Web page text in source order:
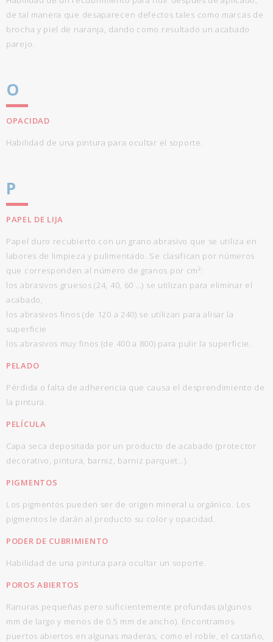
de tal manera que desaparecen defectos tales como marcas de
brocha y piel de naranja, dando como resultado un acabado
parejo.
O
OPACIDAD
Habilidad de una pintura para ocultar el soporte.
P
PAPEL DE LIJA
Papel duro recubierto con un grano abrasivo que se utiliza en
labores de limpieza y pulimentado. Se clasifican por números
que corresponden al número de granos por cm²:
los abrasivos gruesos (24, 40, 60 …) se utilizan para eliminar el
acabado,
los abrasivos finos (de 120 a 240) se utilizan para alisar la
superficie
los abrasivos muy finos (de 400 a 800) para pulir la superficie.
PELADO
Pérdida o falta de adherencia que causa el desprendimiento de
la pintura.
PELÍCULA
Capa seca depositada por un producto de acabado (protector
decorativo, pintura, barniz, barniz parquet…).
PIGMENTOS
Los pigmentos pueden ser de origen mineral u orgánico. Los
pigmentos le darán al producto su color y opacidad.
PODER DE CUBRIMIENTO
Habilidad de una pintura para ocultar un soporte.
POROS ABIERTOS
Ranuras pequeñas pero suficientemente profundas (algunos
mm de largo y menos de 0.5 mm de ancho). Encontramos
puertos abiertos en algunas maderas, como el roble, el castaño,